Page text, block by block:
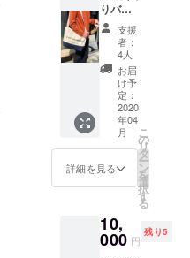
に相応
しい1杯
となる
でしょ
う。 粉
の状態
をお選
びの方
は挽き
目の指
れば備
考欄に
す。指
定がな
目のお
届け分
が別の
豆にな
りま
す。も
しコー
ヒー豆
が更新
される
場合は
Instagr
amやブ
らせ致
しま
はお任
せとな
りま
す。バ
ランス
良くお
送り致
しま
す。 粉
の状態
をお選
びの方
れば備
考欄に
りバッ
グ +
コー
ヒー豆
100g ×
2p/c +
特製粒
マス
タード
2way オ
リジナ
ルトー
トバッ
のコー
ヒー豆2
種類
支援
者：
4人
お届
け予
定：
2020
年04
月
詳細を見る
こ
の
リ
タ
ー
ン
を
選
択
す
る
10,
000 円
残り5